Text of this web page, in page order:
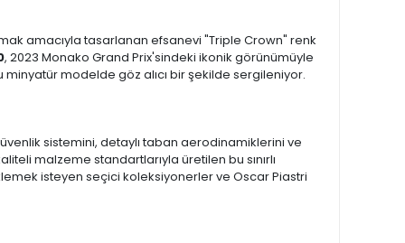
amacıyla tasarlanan efsanevi "Triple Crown" renk
, 2023 Monako Grand Prix'sindeki ikonik görünümüyle
modelde göz alıcı bir şekilde sergileniyor.
sistemini, detaylı taban aerodinamiklerini ve
malzeme standartlarıyla üretilen bu sınırlı
isteyen seçici koleksiyonerler ve Oscar Piastri